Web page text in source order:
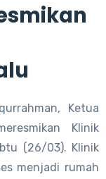
Ketua
Klinik
(26/03). Klinik
menjadi rumah